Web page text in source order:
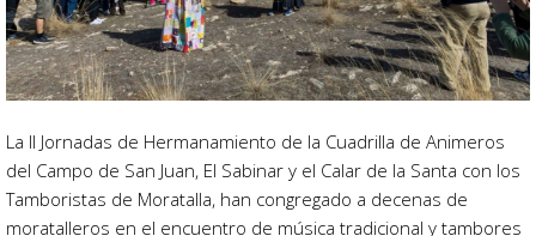
La II Jornadas de Hermanamiento de la Cuadrilla de Animeros
del Campo de San Juan, El Sabinar y el Calar de la Santa con los
Tamboristas de Moratalla, han congregado a decenas de
moratalleros en el encuentro de música tradicional y tambores